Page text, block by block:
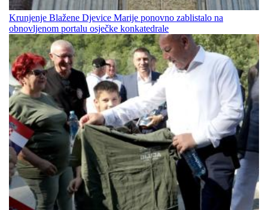
Krunjenje Blažene Djevice Marije ponovno zablistalo na
obnovljenom portalu osječke konkatedrale